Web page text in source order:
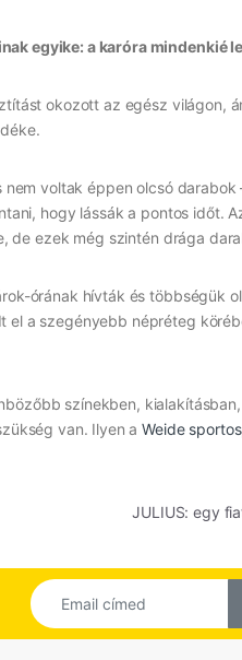
egyike: a karóra mindenkié
okozott az egész világon,
voltak éppen olcsó
hogy lássák a pontos időt.
de ezek még szintén drága
órának hívták és többségük
a szegényebb népréteg
színekben,
van. Ilyen aWeide
JULIUS: egy